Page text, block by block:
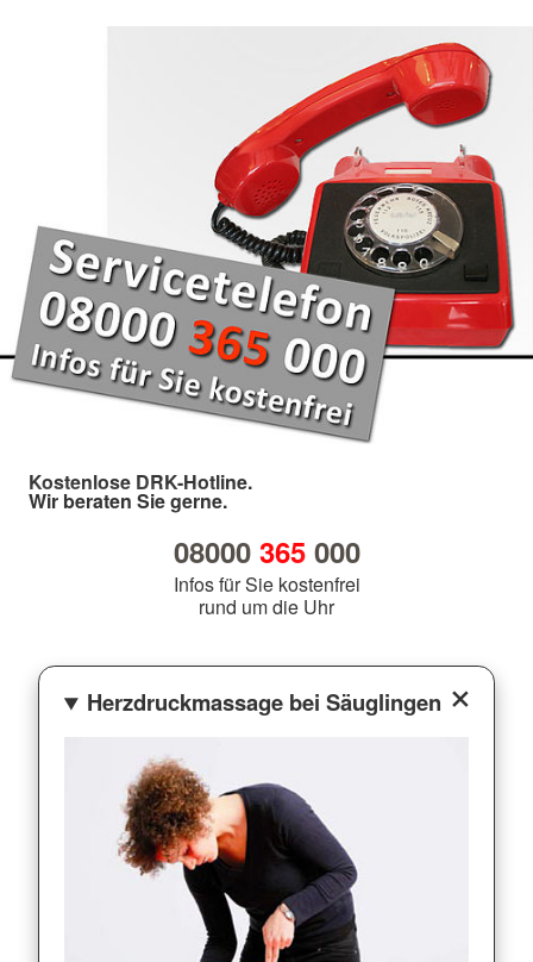
Kostenlose DRK-Hotline.
Wir beraten Sie gerne.
08000 365000
Infos für Sie kostenfrei
rund um die Uhr
Herzdruckmassage bei Säuglingen